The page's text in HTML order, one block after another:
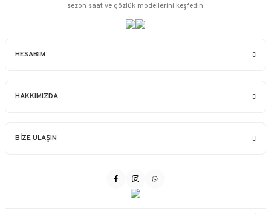
HESABIM
HAKKIMIZDA
BİZE ULAŞIN
sezon saat ve gözlük modellerini keşfedin.